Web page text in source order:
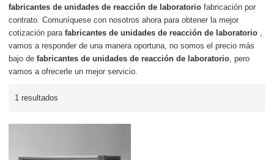
fabricantes de unidades de reacción de laboratorio fabricación por
contrato. Comuníquese con nosotros ahora para obtener la mejor
cotización parafabricantes de unidades de reacción de laboratorio ,
vamos a responder de una manera oportuna, no somos el precio más
bajo defabricantes de unidades de reacción de laboratorio, pero
vamos a ofrecerle un mejor servicio.
1 resultados